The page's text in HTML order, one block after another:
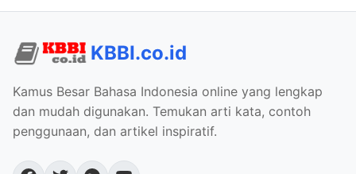
KBBI.co.id
Kamus Besar Bahasa Indonesia online yang lengkap
dan mudah digunakan. Temukan arti kata, contoh
penggunaan, dan artikel inspiratif.